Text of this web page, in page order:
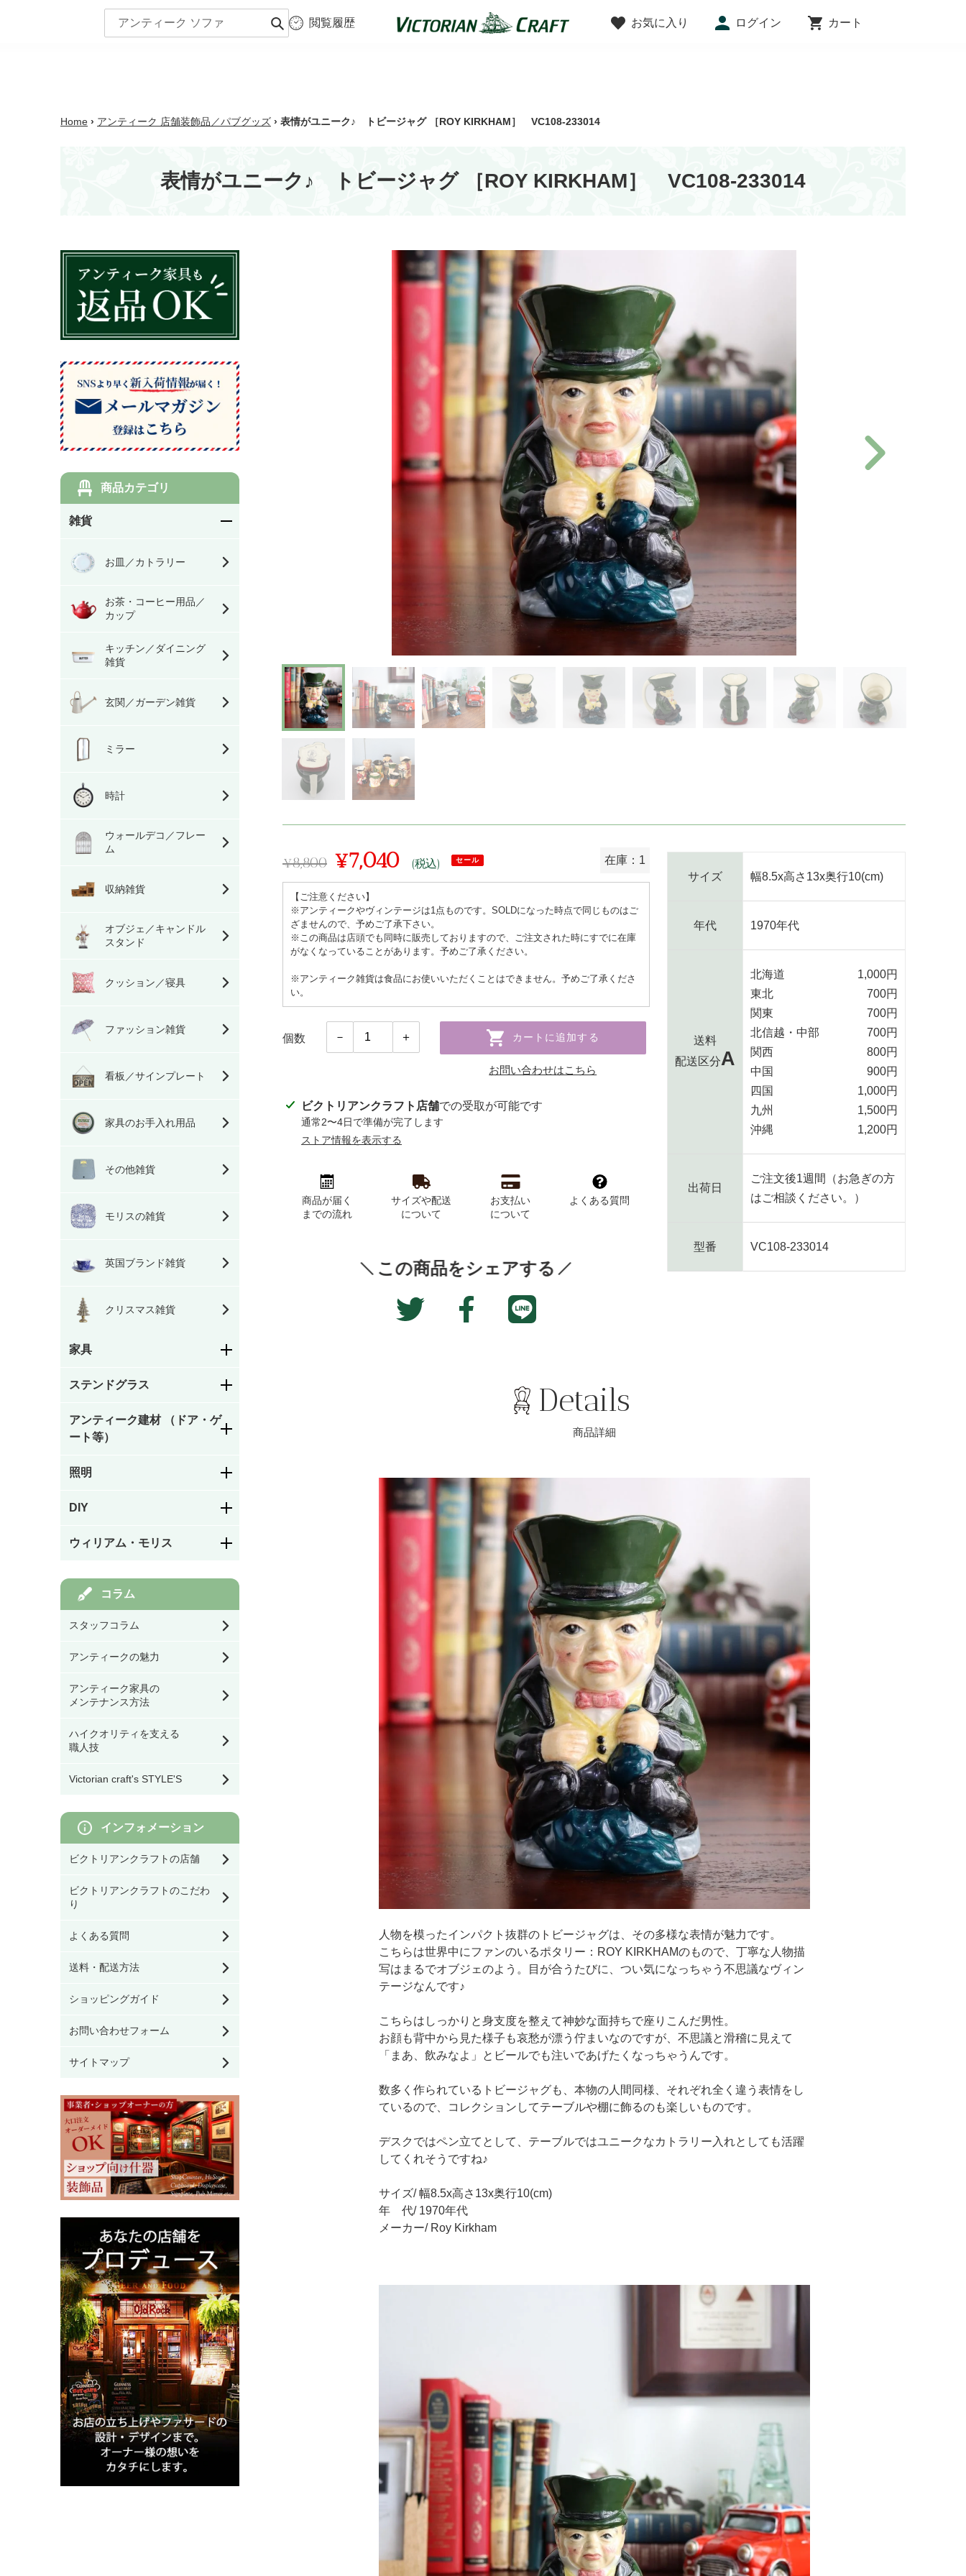
送
閲覧履歴 お気に入り ログイン カート
商品一覧 シーンで探す スタイルで探す インフォメーション
Home › アンティーク 店舗装飾品／パブグッズ › 表情がユニーク♪ トビージャグ ［ROY KIRKHAM］ VC108-233014
表情がユニーク♪ トビージャグ ［ROY KIRKHAM］ VC108-233014
通
常
価
格
¥8,800
販
売
価
格
¥7,040 (税込) セール 在庫：1
【ご注意ください】
※アンティークやヴィンテージは1点ものです。SOLDになった時点で同じものはご
ざませんので、予めご了承下さい。
※この商品は店頭でも同時に販売しておりますので、ご注文された時にすでに在庫
がなくなっていることがあります。予めご了承ください。
※アンティーク雑貨は食品にお使いいただくことはできません。予めご了承くださ
い。
個数 カートに追加する
お問い合わせはこちら
カ
ビクトリアンクラフト店舗での受取が可能です
通常2〜4日で準備が完了します
ストア情報を表示する
商品が届く
までの流れ
サイズや配送
について
お支払い
について
よくある質問
この商品をシェアする
Twitter
Facebook
Translation
missing:
サイズ 幅8.5x高さ13x奥行10(cm)
年代 1970年代
送料
配送区分A
北海道
1,000円
東北
700円
関東
700円
北信越・中部
700円
関西
800円
中国
900円
四国
1,000円
九州
1,500円
沖縄
1,200円
出荷日
ご注文後1週間（お急ぎの方
はご相談ください。）
型番 VC108-233014
Details
商品詳細
人物を模ったインパクト抜群のトビージャグは、その多様な表情が魅力です。
こちらは世界中にファンのいるポタリー：ROY KIRKHAMのもので、丁寧な人物描
写はまるでオブジェのよう。目が合うたびに、つい気になっちゃう不思議なヴィン
テージなんです♪
こちらはしっかりと身支度を整えて神妙な面持ちで座りこんだ男性。
お顔も背中から見た様子も哀愁が漂う佇まいなのですが、不思議と滑稽に見えて
「まあ、飲みなよ」とビールでも注いであげたくなっちゃうんです。
数多く作られているトビージャグも、本物の人間同様、それぞれ全く違う表情をし
ているので、コレクションしてテーブルや棚に飾るのも楽しいものです。
デスクではペン立てとして、テーブルではユニークなカトラリー入れとしても活躍
してくれそうですね♪
サイズ/ 幅8.5x高さ13x奥行10(cm)
年 代/ 1970年代
メーカー/ Roy Kirkham
商品カテゴリ
家具
ダイニングチェア・キ
サロンチェア・ホール
チェア・レディースチ
スツール・ベンチ・カ
ウンターチェア
その他チェア
ダイニングテーブル
オケージョナル・コン
ネストテーブル・ワイ
ンテーブル
その他テーブル
サイドボード・カップ
ケース
チェスト・ワードロー
デスク・ビューロー
その他家具
ウィリアム モリス
Ercol / アーコール
アンティーク家具
アンティーク以外の家具
新着商品（修理前）
ステンドグラス
花柄
道具
幅39.9㎝以下
幅40㎝～59.9㎝
アンティーク建材 （ドア・ゲ
ート等）
オリジナル製作ドア
ドア用金物（ドアノ
雑貨
お皿／カトラリー
お茶・コーヒー用品／
カップ
キッチン／ダイニング
雑貨
玄関／ガーデン雑貨
ミラー
時計
ウォールデコ／フレー
ム
収納雑貨
オブジェ／キャンドル
スタンド
クッション／寝具
ファッション雑貨
看板／サインプレート
家具のお手入れ用品
その他雑貨
モリスの雑貨
英国ブランド雑貨
クリスマス雑貨
照明
ウォールランプ・ブラ
ケット
タンド・フロアライト
シーリングライト・ラ
イティングレール・ス
ン
DIY
フック／つまみ／取っ
棚受け（ブラケット）
看板／サインプレート
スイッチカバー
その他DIY用品
ウィリアム・モリス
モリスの雑貨すべて
雑貨
モリスのクッション／
寝具
モリスの照明
コラム
スタッフコラム
アンティークの魅力
アンティーク家具の
メンテナンス方法
ハイクオリティを支える
職人技
Victorian craft's STYLE'S
インフォメーション
ビクトリアンクラフトの店舗
ビクトリアンクラフトのこだわ
り
よくある質問
送料・配送方法
ショッピングガイド
お問い合わせフォーム
サイトマップ